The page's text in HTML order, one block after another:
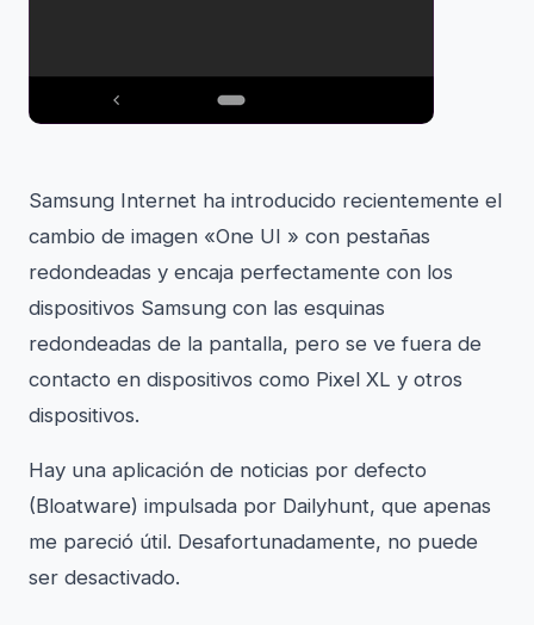
Samsung Internet ha introducido recientemente el
cambio de imagen «One UI » con pestañas
redondeadas y encaja perfectamente con los
dispositivos Samsung con las esquinas
redondeadas de la pantalla, pero se ve fuera de
contacto en dispositivos como Pixel XL y otros
dispositivos.
Hay una aplicación de noticias por defecto
(Bloatware) impulsada por Dailyhunt, que apenas
me pareció útil. Desafortunadamente, no puede
ser desactivado.